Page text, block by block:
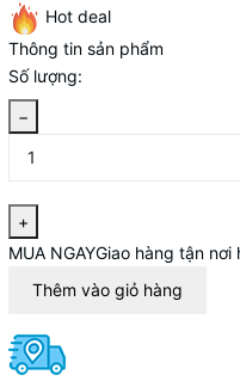
Hot deal
Thông tin sản phẩm
Số lượng:
−
+
MUA NGAYGiao hàng tận nơi
Thêm vào giỏ hàng